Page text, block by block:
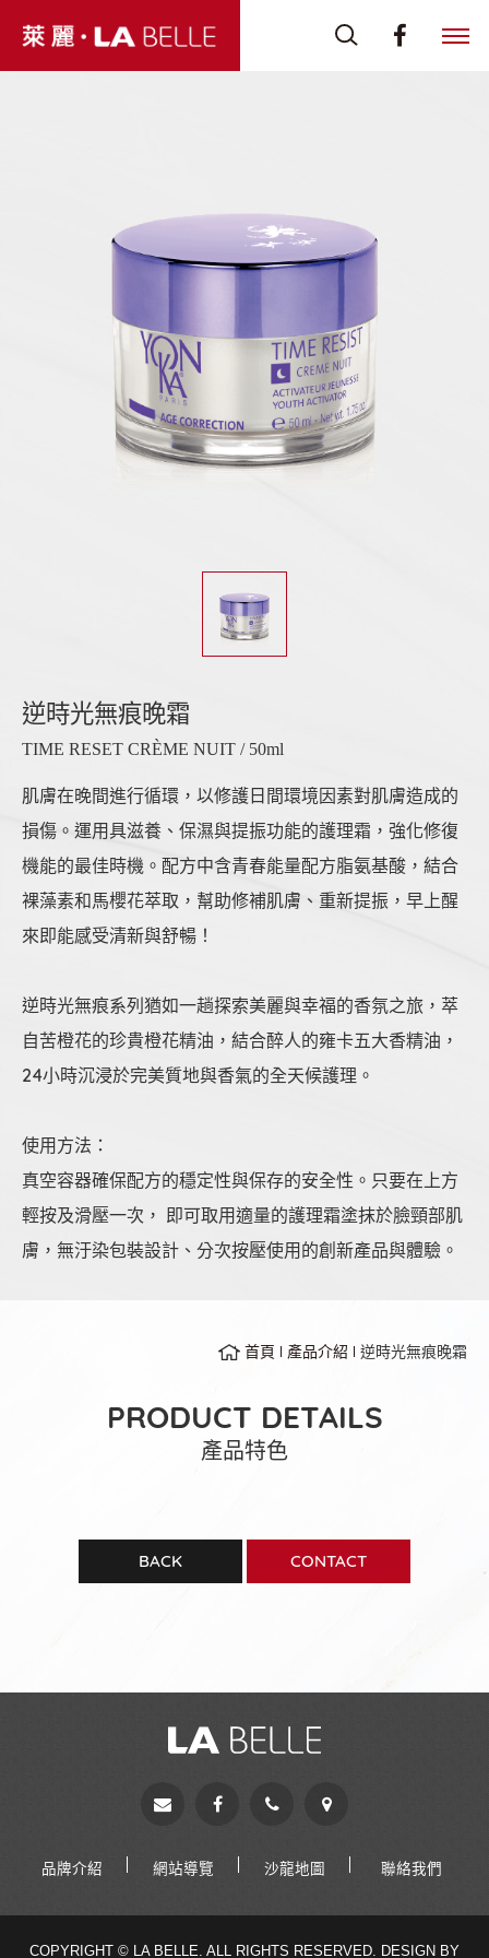
逆時光無痕晚霜
TIME RESET CRÈME NUIT / 50ml
肌膚在晚間進行循環，以修護日間環境因素對肌膚造成的
損傷。運用具滋養、保濕與提振功能的護理霜，強化修復
機能的最佳時機。配方中含青春能量配方脂氨基酸，結合
裸藻素和馬櫻花萃取，幫助修補肌膚、重新提振，早上醒
來即能感受清新與舒暢！
逆時光無痕系列猶如一趟探索美麗與幸福的香氛之旅，萃
自苦橙花的珍貴橙花精油，結合醉人的雍卡五大香精油，
24小時沉浸於完美質地與香氣的全天候護理。
使用方法：
真空容器確保配方的穩定性與保存的安全性。只要在上方
輕按及滑壓一次， 即可取用適量的護理霜塗抹於臉頸部肌
膚，無汙染包裝設計、分次按壓使用的創新產品與體驗。
首頁 產品介紹 逆時光無痕晚霜
PRODUCT DETAILS
產品特色
BACK CONTACT
品牌介紹 網站導覽 沙龍地圖 聯絡我們
COPYRIGHT © LA BELLE. ALL RIGHTS RESERVED. DESIGN BY